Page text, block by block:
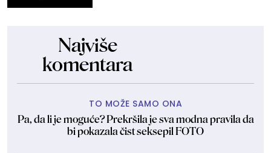
Najviše
komentara
TO MOŽE SAMO ONA
Pa, da li je moguće? Prekršila je sva modna pravila da
bi pokazala čist seksepil FOTO